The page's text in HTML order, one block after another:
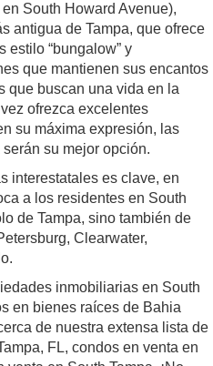
South Howard Avenue),
antigua de Tampa, que ofrece
estilo “bungalow” y
que mantienen sus encantos
que buscan una vida en la
ofrezca excelentes
su máxima expresión, las
su mejor opción.
interestatales es clave, en
a los residentes en South
de Tampa, sino también de
Clearwater,
inmobiliarias en South
en bienes raíces de Bahia
de nuestra extensa lista de
FL, condos en venta en